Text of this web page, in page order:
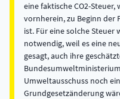
eine faktische CO2-
vornherein, zu Beginn der
ist. Für eine solche Steuer
notwendig, weil es eine
gesagt, auch ihre
Umweltausschuss noch
Grundgesetzänderung